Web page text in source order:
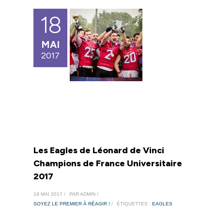
18
MAI
2017
Les Eagles de Léonard de Vinci
Champions de France Universitaire
2017
18 MAI 2017 /
PAR ADMIN /
SOYEZ LE PREMIER À RÉAGIR ! / ÉTIQUETTES : EAGLES